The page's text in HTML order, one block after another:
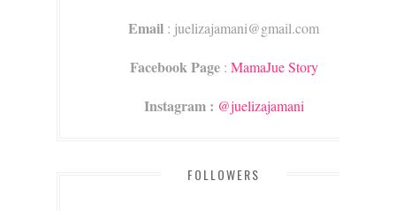
Email : juelizajamani@gmail.com
Facebook Page: MamaJue Story
Instagram : @juelizajamani
FOLLOWERS